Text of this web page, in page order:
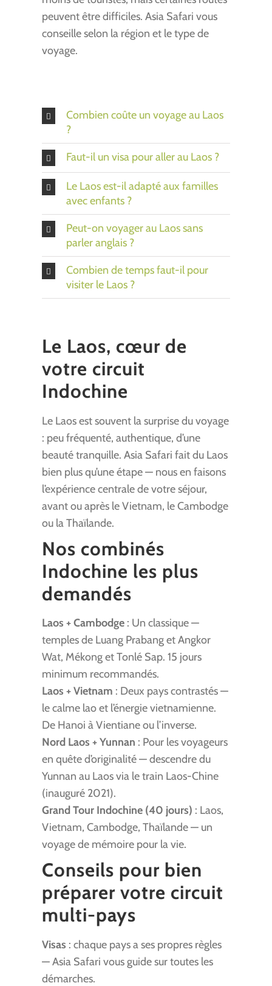
peuvent être difficiles. Asia Safari vous
conseille selon la région et le type de
voyage.
Combien coûte un voyage au Laos
?
Faut-il un visa pour aller au Laos ?
Le Laos est-il adapté aux familles
avec enfants ?
Peut-on voyager au Laos sans
parler anglais ?
Combien de temps faut-il pour
visiter le Laos ?
Le Laos, cœur de
votre circuit
Indochine
Le Laos est souvent la surprise du voyage
: peu fréquenté, authentique, d’une
beauté tranquille. Asia Safari fait du Laos
bien plus qu’une étape — nous en faisons
l’expérience centrale de votre séjour,
avant ou après le Vietnam, le Cambodge
ou la Thaïlande.
Nos combinés
Indochine les plus
demandés
Laos + Cambodge: Un classique —
temples de Luang Prabang et Angkor
Wat, Mékong et Tonlé Sap. 15 jours
minimum recommandés.
Laos + Vietnam : Deux pays contrastés —
le calme lao et l’énergie vietnamienne.
De Hanoi à Vientiane ou l’inverse.
Nord Laos + Yunnan : Pour les voyageurs
en quête d’originalité — descendre du
Yunnan au Laos via le train Laos-Chine
(inauguré 2021).
Grand Tour Indochine (40 jours) : Laos,
Vietnam, Cambodge, Thaïlande — un
voyage de mémoire pour la vie.
Conseils pour bien
préparer votre circuit
multi-pays
Visas : chaque pays a ses propres règles
— Asia Safari vous guide sur toutes les
démarches.